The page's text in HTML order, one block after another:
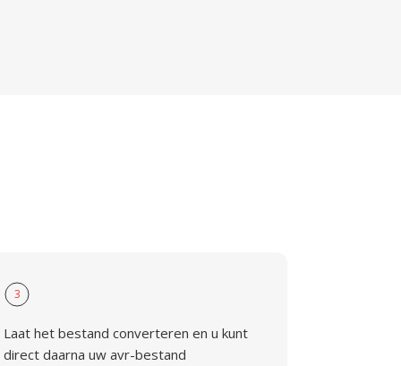
3
Laat het bestand converteren en u kunt
direct daarna uw avr-bestand